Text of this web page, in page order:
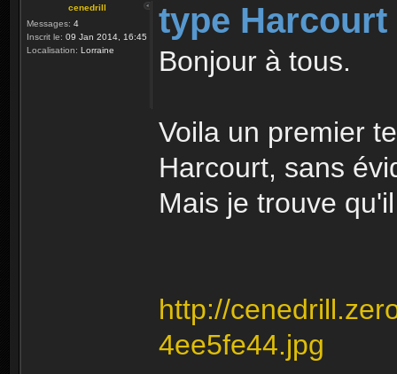
cenedrill
Messages: 4
Inscrit le: 09 Jan 2014, 16:45
Localisation: Lorraine
type Harcourt
Bonjour à tous.
Voila un premier
Harcourt, sans
Mais je trouve
http://
4ee5fe44.jpg